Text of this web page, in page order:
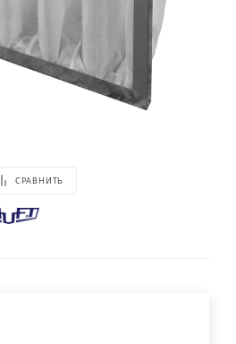
СРАВНИТЬ